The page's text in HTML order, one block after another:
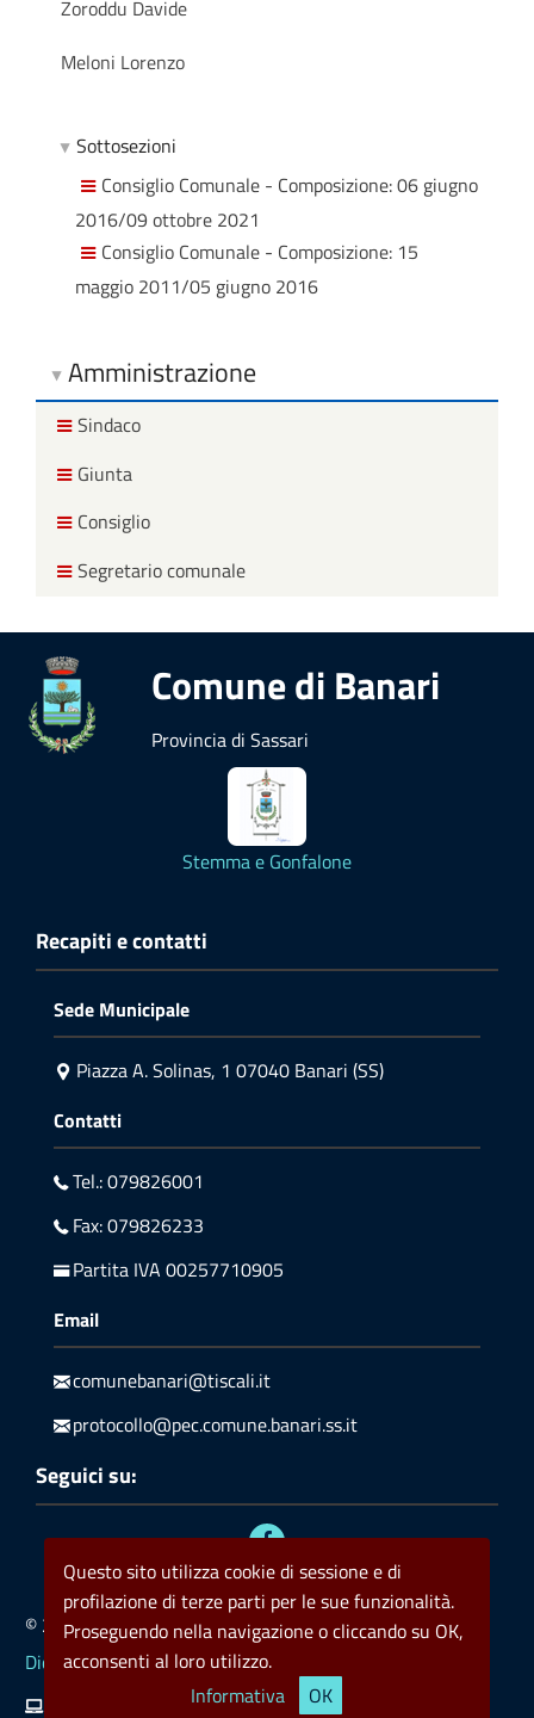
Questo sito utilizza cookie di sessione e di
profilazione di terze parti per le sue funzionalità.
Proseguendo nella navigazione o cliccando su OK,
acconsenti al loro utilizzo.
Informativa
OK
Zoroddu Davide
Meloni Lorenzo
Sottosezioni
Consiglio Comunale - Composizione: 06 giugno
2016/09 ottobre 2021
Consiglio Comunale - Composizione: 15
maggio 2011/05 giugno 2016
Amministrazione
Sindaco
Giunta
Consiglio
Segretario comunale
Comune di Banari
Provincia di Sassari
Stemma e Gonfalone
Recapiti e contatti
Sede Municipale
Piazza A. Solinas, 1 07040 Banari (SS)
Contatti
Tel.: 079826001
Fax: 079826233
Partita IVA 00257710905
Email
comunebanari@tiscali.it
protocollo@pec.comune.banari.ss.it
Seguici su:
© 2023 Comune di Banari Privacy Policy cookie
Dichiarazione di accessibilità
Valid HTML5 Valid CSS